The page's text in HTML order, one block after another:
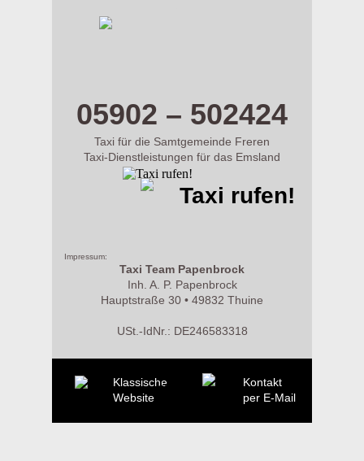
Impressum:
Taxi Team Papenbrock
Inh. A. P. Papenbrock
Hauptstraße 30 • 49832 Thuine
USt.-IdNr.: DE246583318
05902 – 502424
Taxi für die Samtgemeinde Freren
Taxi-Dienstleistungen für das Emsland
Taxi rufen!
Klassische
Website
Kontakt
per E-Mail